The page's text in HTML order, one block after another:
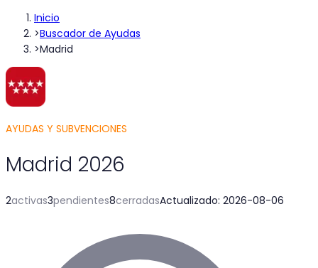
Inicio
>Buscador de Ayudas
>Madrid
AYUDAS Y SUBVENCIONES
Madrid 2026
2activas3pendientes8cerradasActualizado: 2026-08-06